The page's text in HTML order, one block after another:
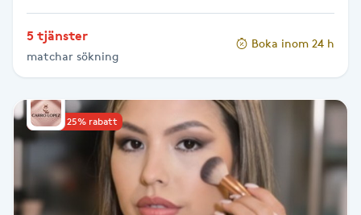
LPG-behandling
LPG-massage
Luggklippning
Lymfmassage
Läpptatuering
5 tjänster
matchar sökning
Boka inom 24 h
Upp till 25% rabatt